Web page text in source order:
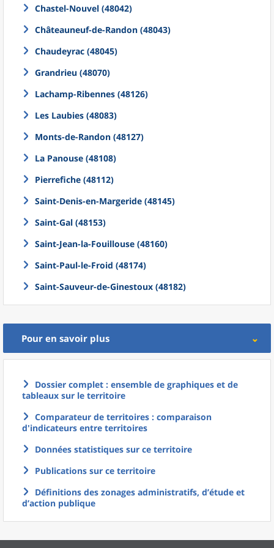
Chastel-Nouvel (48042)
Châteauneuf-de-Randon (48043)
Chaudeyrac (48045)
Grandrieu (48070)
Lachamp-Ribennes (48126)
Les Laubies (48083)
Monts-de-Randon (48127)
La Panouse (48108)
Pierrefiche (48112)
Saint-Denis-en-Margeride (48145)
Saint-Gal (48153)
Saint-Jean-la-Fouillouse (48160)
Saint-Paul-le-Froid (48174)
Saint-Sauveur-de-Ginestoux (48182)
Pour en savoir plus
Dossier complet : ensemble de graphiques et de
tableaux sur le territoire
Comparateur de territoires : comparaison
d'indicateurs entre territoires
Données statistiques sur ce territoire
Publications sur ce territoire
Définitions des zonages administratifs, d’étude et
d’action publique